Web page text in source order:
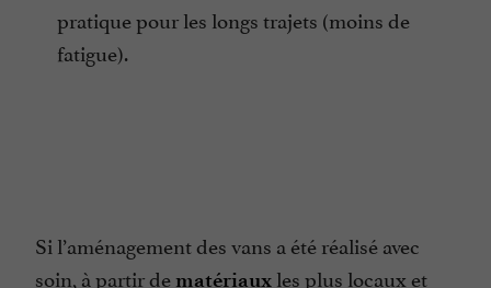
pratique pour les longs trajets (moins de
fatigue).
Si l’aménagement des vans a été réalisé avec
soin, à partir de matériaux les plus locaux et